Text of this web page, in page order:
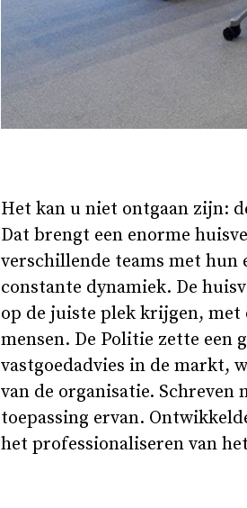
Het kan u niet ontgaan zijn:
Dat brengt een enorme
verschillende teams met hun
constante dynamiek. De
op de juiste plek krijgen, met
mensen. De Politie zette een
vastgoedadvies in de markt,
van de organisatie. Schreven
toepassing ervan.
het professionaliseren van